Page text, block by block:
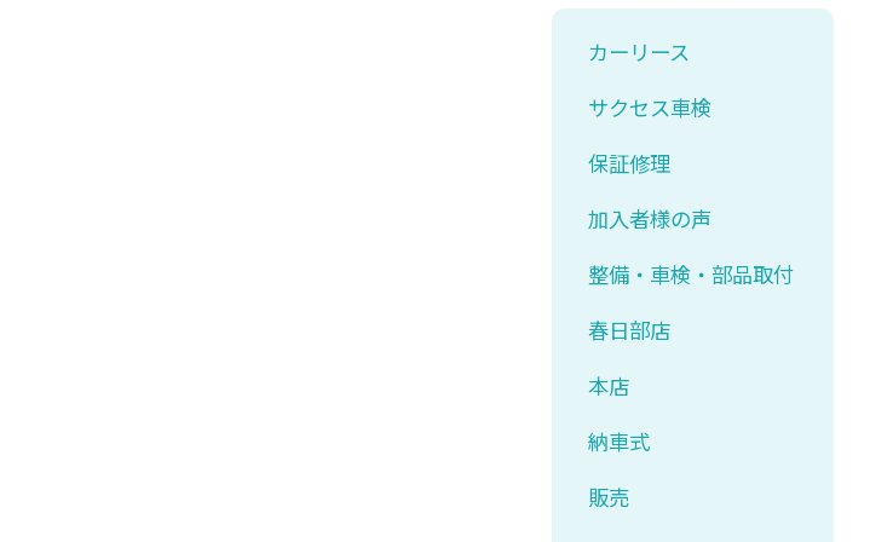
カーリース
サクセス車検
保証修理
加入者様の声
整備・車検・部品取付
春日部店
本店
納車式
販売